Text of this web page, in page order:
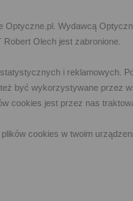
Optyczne.pl. Wydawcą
Olech jest zabronione.
i reklamowych.
być wykorzystywane przez
cookies jest przez nas
cookies w twoim